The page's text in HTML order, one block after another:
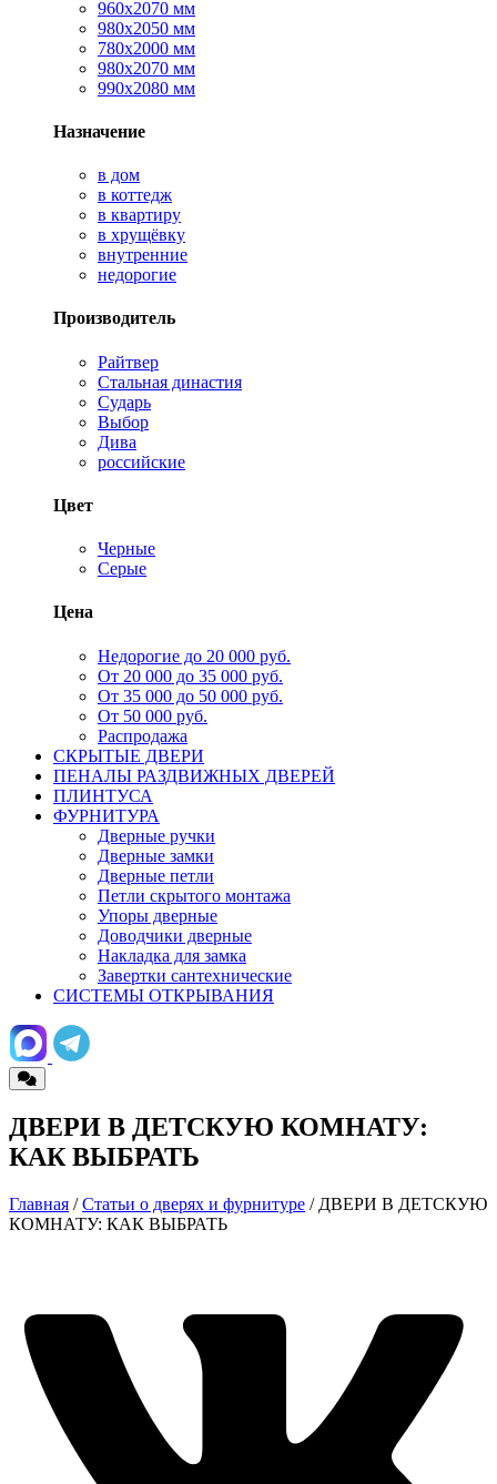
960х2070 мм
980х2050 мм
780х2000 мм
980х2070 мм
990х2080 мм
Назначение
в дом
в коттедж
в квартиру
в хрущёвку
внутренние
недорогие
Производитель
Райтвер
Стальная династия
Сударь
Выбор
Дива
российские
Цвет
Черные
Серые
Цена
Недорогие до 20 000 руб.
От 20 000 до 35 000 руб.
От 35 000 до 50 000 руб.
От 50 000 руб.
Распродажа
СКРЫТЫЕ ДВЕРИ
ПЕНАЛЫ РАЗДВИЖНЫХ ДВЕРЕЙ
ПЛИНТУСА
ФУРНИТУРА
Дверные ручки
Дверные замки
Дверные петли
Петли скрытого монтажа
Упоры дверные
Доводчики дверные
Накладка для замка
Завертки сантехнические
СИСТЕМЫ ОТКРЫВАНИЯ
ДВЕРИ В ДЕТСКУЮ КОМНАТУ:
КАК ВЫБРАТЬ
Главная /Статьи о дверях и фурнитуре / ДВЕРИ В ДЕТСКУЮ
КОМНАТУ: КАК ВЫБРАТЬ